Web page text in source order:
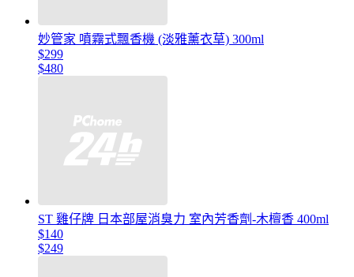
妙管家 噴霧式飄香機 (淡雅薰衣草) 300ml
$299
$480
ST 雞仔牌 日本部屋消臭力 室內芳香劑-木檀香 400ml
$140
$249